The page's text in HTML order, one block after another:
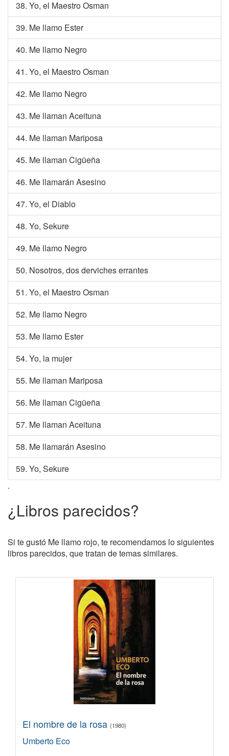
38. Yo, el Maestro Osman
39. Me llamo Ester
40. Me llamo Negro
41. Yo, el Maestro Osman
42. Me llamo Negro
43. Me llaman Aceituna
44. Me llaman Mariposa
45. Me llaman Cigüeña
46. Me llamarán Asesino
47. Yo, el Diablo
48. Yo, Sekure
49. Me llamo Negro
50. Nosotros, dos derviches errantes
51. Yo, el Maestro Osman
52. Me llamo Negro
53. Me llamo Ester
54. Yo, la mujer
55. Me llaman Mariposa
56. Me llaman Cigüeña
57. Me llaman Aceituna
58. Me llamarán Asesino
59. Yo, Sekure
.
¿Libros parecidos?
Si te gustó Me llamo rojo, te recomendamos lo siguientes
libros parecidos, que tratan de temas similares.
El nombre de la rosa (1980)
Umberto Eco